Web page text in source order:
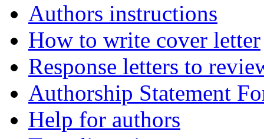
Authors instructions
How to write cover letter
Response letters to
Authorship Statement
Help for authors